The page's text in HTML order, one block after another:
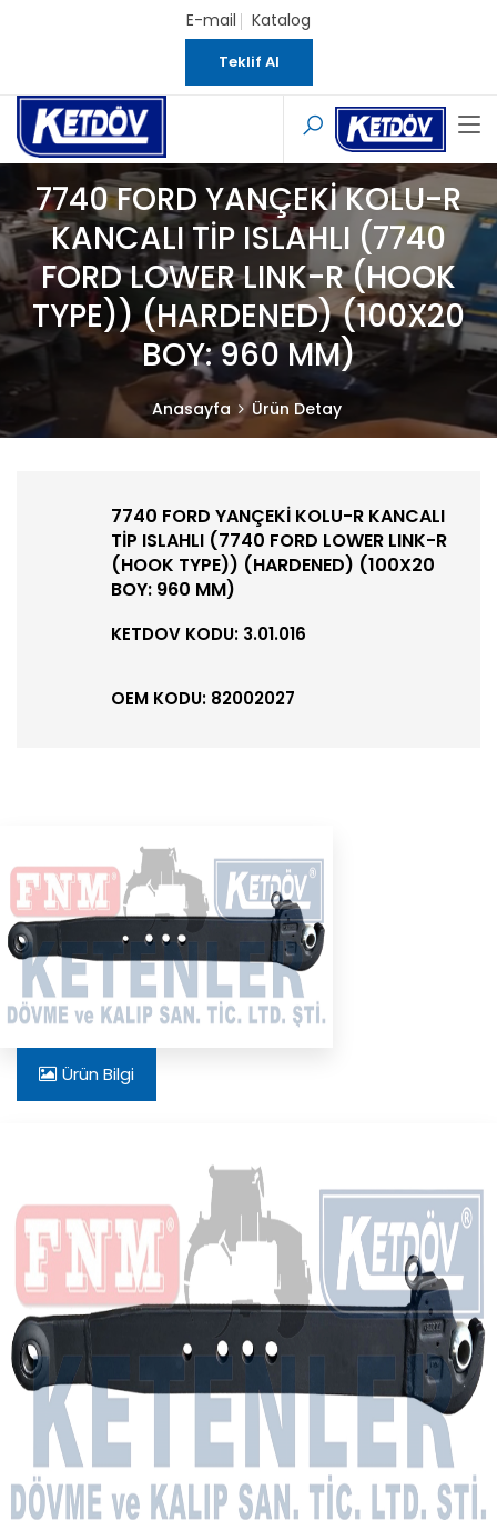
E-mail Katalog
Teklif Al
7740 FORD YANÇEKİ KOLU-R
KANCALI TİP ISLAHLI (7740
FORD LOWER LINK-R (HOOK
TYPE)) (HARDENED) (100X20
BOY: 960 MM)
Anasayfa Ürün Detay
7740 FORD YANÇEKİ KOLU-R KANCALI
TİP ISLAHLI (7740 FORD LOWER LINK-R
(HOOK TYPE)) (HARDENED) (100X20
BOY: 960 MM)
KETDOV KODU: 3.01.016
OEM KODU: 82002027
Ürün Bilgi